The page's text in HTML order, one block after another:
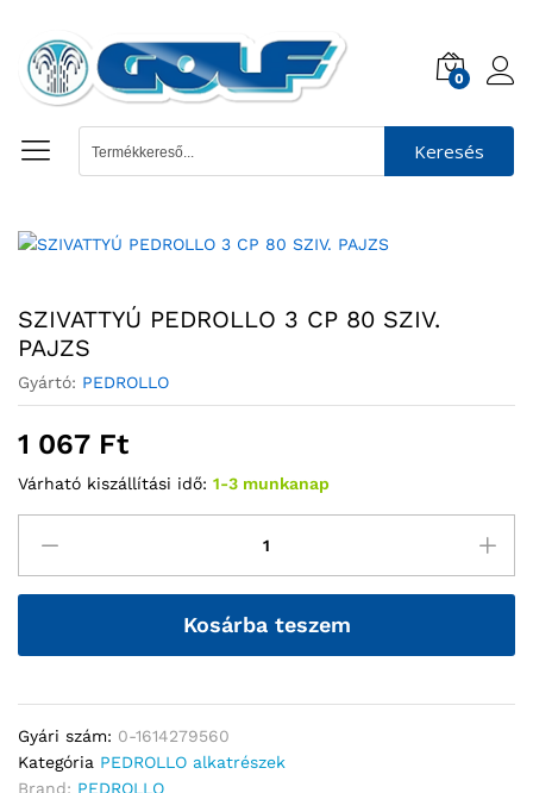
0
Keresés
SZIVATTYÚ PEDROLLO 3 CP 80 SZIV.
PAJZS
Gyártó: PEDROLLO
1 067 Ft
Várható kiszállítási idő: 1-3 munkanap
Kosárba teszem
Gyári szám: 0-1614279560
Kategória PEDROLLO alkatrészek
Brand: PEDROLLO